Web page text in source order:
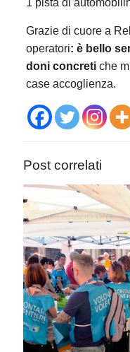
Grazie di cuore a
operatori: è bello
doni concreti che
case accoglienza.
Post correlati